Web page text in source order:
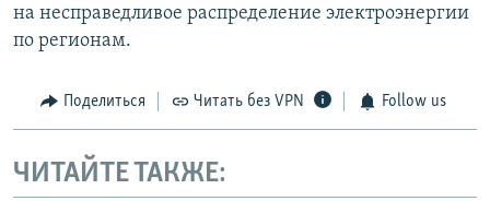
на несправедливое распределение электроэнергии
по регионам.
Поделиться Читать без VPN Follow us
ЧИТАЙТЕ ТАКЖЕ: